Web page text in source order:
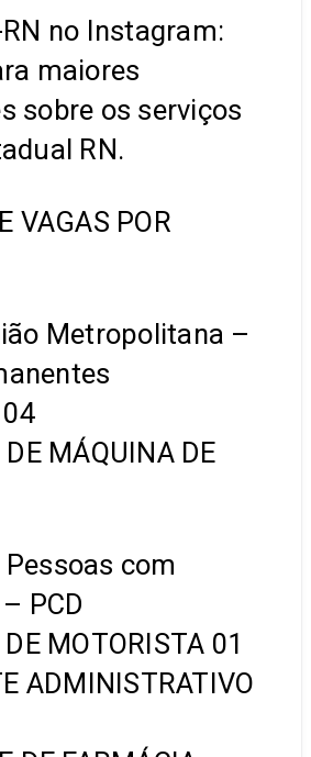
no Instagram:
maiores
sobre os serviços
RN.
VAGAS POR
Metropolitana –
DE MÁQUINA DE
com
PCD
MOTORISTA 01
ADMINISTRATIVO